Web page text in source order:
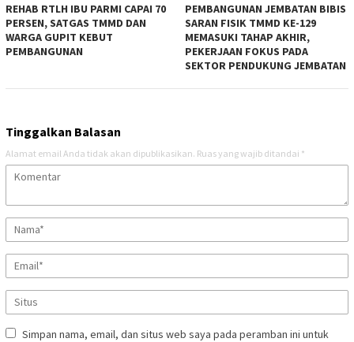
REHAB RTLH IBU PARMI CAPAI 70
PERSEN, SATGAS TMMD DAN
WARGA GUPIT KEBUT
PEMBANGUNAN
PEMBANGUNAN JEMBATAN BIBIS
SARAN FISIK TMMD KE-129
MEMASUKI TAHAP AKHIR,
PEKERJAAN FOKUS PADA
SEKTOR PENDUKUNG JEMBATAN
Tinggalkan Balasan
Alamat email Anda tidak akan dipublikasikan. Ruas yang wajib ditandai *
Simpan nama, email, dan situs web saya pada peramban ini untuk